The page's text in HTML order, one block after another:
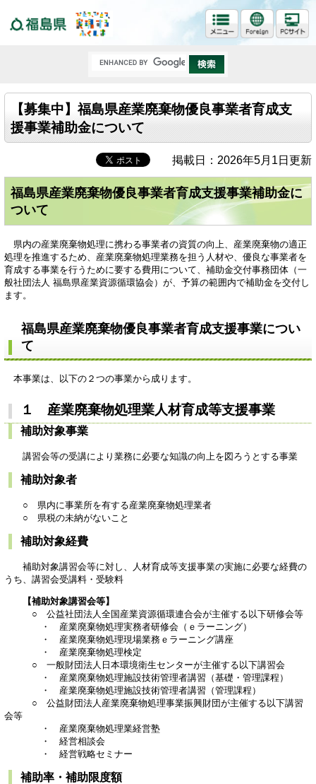
【募集中】福島県産業廃棄物優良事業者育成支
援事業補助金について
掲載日：2026年5月1日更新
福島県産業廃棄物優良事業者育成支援事業補助金に
ついて
県内の産業廃棄物処理に携わる事業者の資質の向上、産業廃棄物の適正
処理を推進するため、産業廃棄物処理業務を担う人材や、優良な事業者を
育成する事業を行うために要する費用について、補助金交付事務団体（一
般社団法人 福島県産業資源循環協会）が、予算の範囲内で補助金を交付し
ます。
福島県産業廃棄物優良事業者育成支援事業につい
て
本事業は、以下の２つの事業から成ります。
１ 産業廃棄物処理業人材育成等支援事業
補助対象事業
講習会等の受講により業務に必要な知識の向上を図ろうとする事業
補助対象者
○ 県内に事業所を有する産業廃棄物処理業者
○ 県税の未納がないこと
補助対象経費
補助対象講習会等に対し、人材育成等支援事業の実施に必要な経費の
うち、講習会受講料・受験料
【補助対象講習会等】
○ 公益社団法人全国産業資源循環連合会が主催する以下研修会等
・ 産業廃棄物処理実務者研修会（ｅラーニング）
・ 産業廃棄物処理現場業務ｅラーニング講座
・ 産業廃棄物処理検定
○ 一般財団法人日本環境衛生センターが主催する以下講習会
・ 産業廃棄物処理施設技術管理者講習（基礎・管理課程）
・ 産業廃棄物処理施設技術管理者講習（管理課程）
​ ○ 公益財団法人産業廃棄物処理事業振興財団が主催する以下講習
会等
・ 産業廃棄物処理業経営塾
・ 経営相談会
・ 経営戦略セミナー
補助率・補助限度額